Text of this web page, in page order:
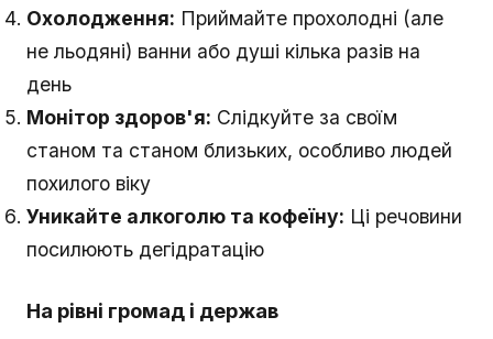
Охолодження: Приймайте прохолодні (але
не льодяні) ванни або душі кілька разів на
день
Монітор здоров'я: Слідкуйте за своїм
станом та станом близьких, особливо людей
похилого віку
Уникайте алкоголю та кофеїну: Ці речовини
посилюють дегідратацію
На рівні громад і держав